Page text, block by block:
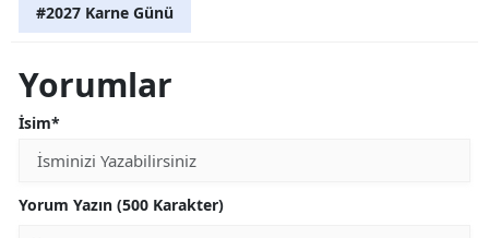
#2027 Karne Günü
Yorumlar
İsim*
Yorum Yazın (500 Karakter)